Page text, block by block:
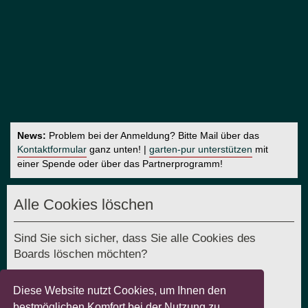
Diese Website nutzt Cookies, um Ihnen den
News: Problem bei der Anmeldung? Bitte Mail über das
Kontaktformular ganz unten! | garten-pur unterstützen mit
einer Spende oder über das Partnerprogramm!
Alle Cookies löschen
Sind Sie sich sicher, dass Sie alle Cookies des
Boards löschen möchten?